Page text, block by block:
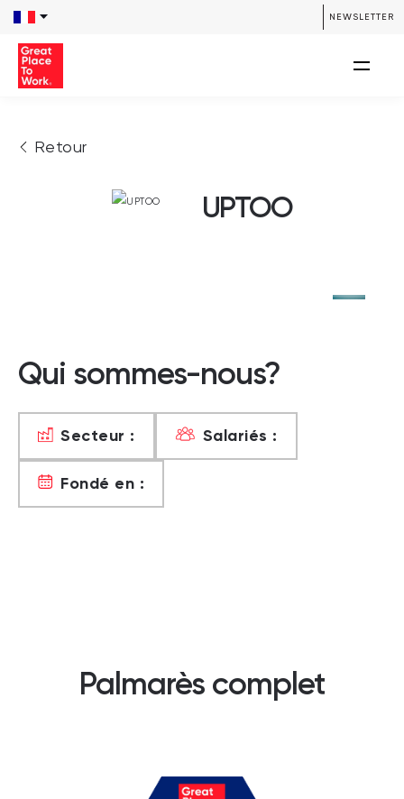
NEWSLETTER
Retour
UPTOO
Qui sommes-nous?
Secteur : Salariés :
Fondé en :
Palmarès complet